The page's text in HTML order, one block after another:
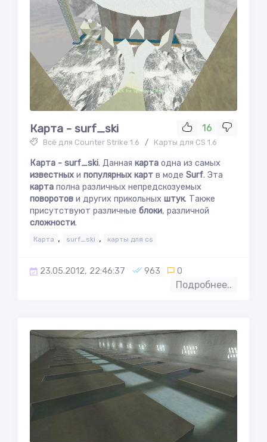
16
Карта - surf_ski
Всё для Counter Strike 1.6 / Карты для CS 1.6
Карта - surf_ski. Данная карта одна из самых
известных и популярных карт в моде Surf. Эта
карта полна различных непредскозуемых
поворотов и других прикольных штук. Также
присутствуют различные блоки, различной
сложности.
Карта , surf_ski , карты для cs
23.05.2012, 22:46:37 963 0
Подробнее..